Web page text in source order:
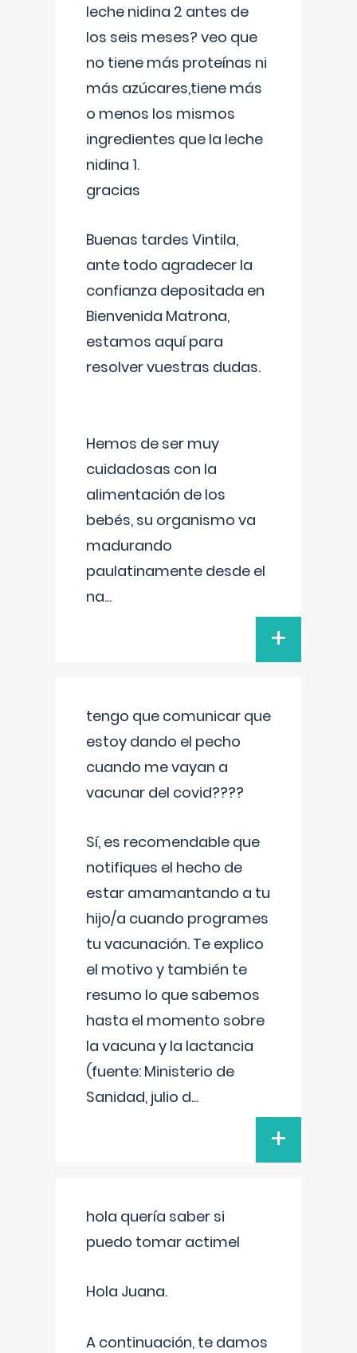
leche nidina 2 antes de
los seis meses? veo que
no tiene más proteínas ni
más azúcares,tiene más
o menos los mismos
ingredientes que la leche
nidina 1.
gracias
Buenas tardes Vintila,
ante todo agradecer la
confianza depositada en
Bienvenida Matrona,
estamos aquí para
resolver vuestras dudas.
Hemos de ser muy
cuidadosas con la
alimentación de los
bebés, su organismo va
madurando
paulatinamente desde el
na...
+
tengo que comunicar que
estoy dando el pecho
cuando me vayan a
vacunar del covid????
Sí, es recomendable que
notifiques el hecho de
estar amamantando a tu
hijo/a cuando programes
tu vacunación. Te explico
el motivo y también te
resumo lo que sabemos
hasta el momento sobre
la vacuna y la lactancia
(fuente: Ministerio de
Sanidad, julio d...
+
hola quería saber si
puedo tomar actimel
Hola Juana.
A continuación, te damos